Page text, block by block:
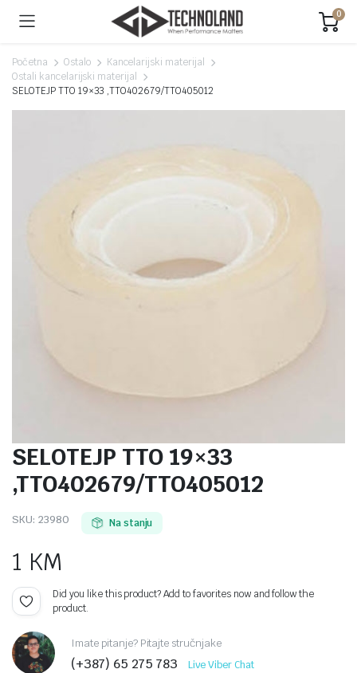
0
Početna Ostalo
Kancelarijski materijal
Ostali kancelarijski materijal
SELOTEJP TTO 19×33 ,TTO402679/TTO405012
SELOTEJP TTO 19×33
,TTO402679/TTO405012
SKU: 23980 Na stanju
1 KM
Did you like this product? Add to favorites now and follow the
product.
Imate pitanje? Pitajte stručnjake
(+387) 65 275 783 Live Viber Chat